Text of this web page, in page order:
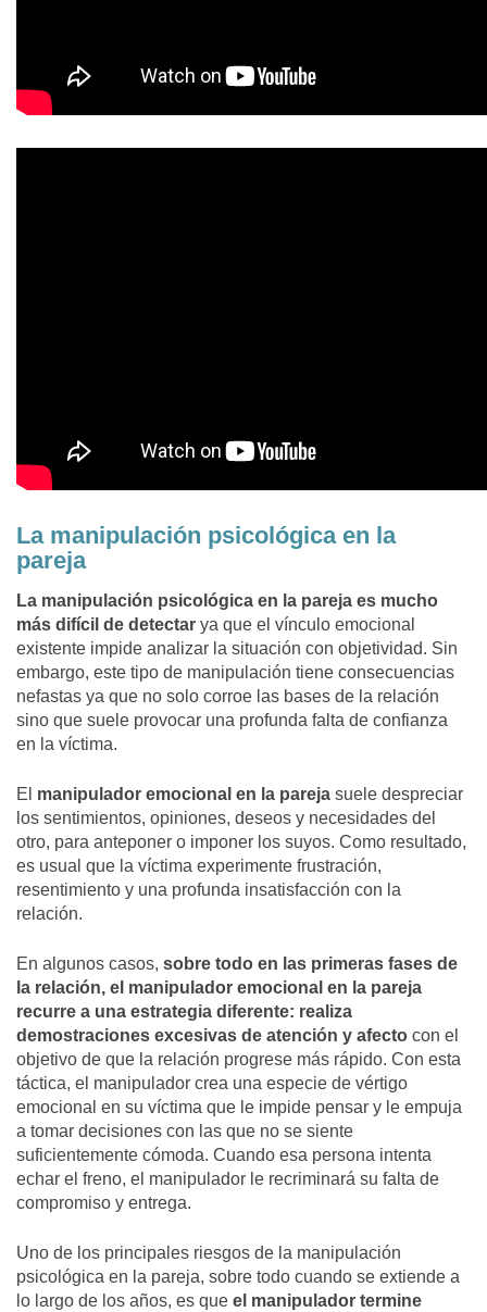
La manipulación psicológica en la
pareja
La manipulación psicológica en la pareja es mucho
más difícil de detectar ya que el vínculo emocional
existente impide analizar la situación con objetividad. Sin
embargo, este tipo de manipulación tiene consecuencias
nefastas ya que no solo corroe las bases de la relación
sino que suele provocar una profunda falta de confianza
en la víctima.
El manipulador emocional en la pareja suele despreciar
los sentimientos, opiniones, deseos y necesidades del
otro, para anteponer o imponer los suyos. Como resultado,
es usual que la víctima experimente frustración,
resentimiento y una profunda insatisfacción con la
relación.
En algunos casos, sobre todo en las primeras fases de
la relación, el manipulador emocional en la pareja
recurre a una estrategia diferente: realiza
demostraciones excesivas de atención y afecto con el
objetivo de que la relación progrese más rápido. Con esta
táctica, el manipulador crea una especie de vértigo
emocional en su víctima que le impide pensar y le empuja
a tomar decisiones con las que no se siente
suficientemente cómoda. Cuando esa persona intenta
echar el freno, el manipulador le recriminará su falta de
compromiso y entrega.
Uno de los principales riesgos de la manipulación
psicológica en la pareja, sobre todo cuando se extiende a
lo largo de los años, es que el manipulador termine